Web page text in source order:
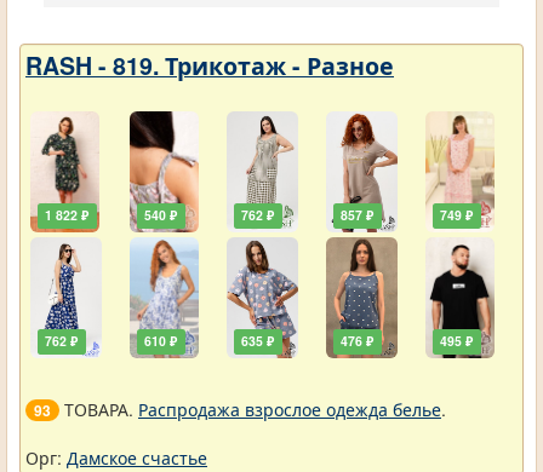
RASH - 819. Трикотаж - Разное
1 822 ₽
762 ₽
540 ₽
610 ₽
762 ₽
635 ₽
857 ₽
476 ₽
749 ₽
495 ₽
93 ТОВАРА. Распродажа взрослое одежда белье.
Орг: Дамское счастье